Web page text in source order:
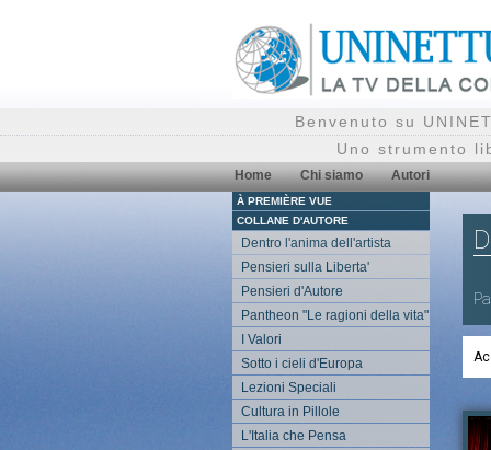
Benvenuto su
Uno strumento
Home Chi siamo Autori
À PREMIÈRE VUE
COLLANE D'AUTORE
Dentro l'anima dell'artista
Pensieri sulla Liberta'
Pensieri d'Autore
Pantheon "Le ragioni della vita"
I Valori
Sotto i cieli d'Europa
Lezioni Speciali
Cultura in Pillole
L'Italia che Pensa